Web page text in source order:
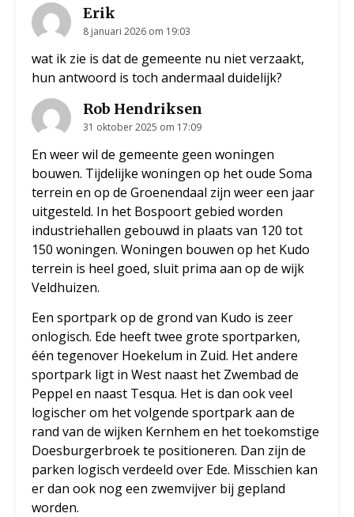
Erik
8 januari 2026 om 19:03
wat ik zie is dat de gemeente nu niet verzaakt,
hun antwoord is toch andermaal duidelijk?
Rob Hendriksen
31 oktober 2025 om 17:09
En weer wil de gemeente geen woningen
bouwen. Tijdelijke woningen op het oude Soma
terrein en op de Groenendaal zijn weer een jaar
uitgesteld. In het Bospoort gebied worden
industriehallen gebouwd in plaats van 120 tot
150 woningen. Woningen bouwen op het Kudo
terrein is heel goed, sluit prima aan op de wijk
Veldhuizen.
Een sportpark op de grond van Kudo is zeer
onlogisch. Ede heeft twee grote sportparken,
één tegenover Hoekelum in Zuid. Het andere
sportpark ligt in West naast het Zwembad de
Peppel en naast Tesqua. Het is dan ook veel
logischer om het volgende sportpark aan de
rand van de wijken Kernhem en het toekomstige
Doesburgerbroek te positioneren. Dan zijn de
parken logisch verdeeld over Ede. Misschien kan
er dan ook nog een zwemvijver bij gepland
worden.